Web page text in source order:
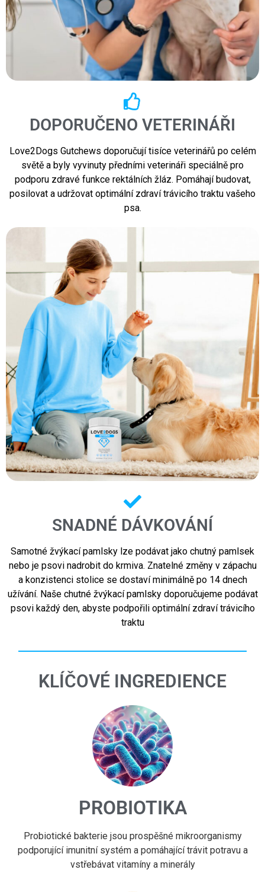
DOPORUČENO VETERINÁŘI
Love2Dogs Gutchews doporučují tisíce veterinářů po celém
světě a byly vyvinuty předními veterináři speciálně pro
podporu zdravé funkce rektálních žláz. Pomáhají budovat,
posilovat a udržovat optimální zdraví trávicího traktu vašeho
psa.
SNADNÉ DÁVKOVÁNÍ
Samotné žvýkací pamlsky lze podávat jako chutný pamlsek
nebo je psovi nadrobit do krmiva. Znatelné změny v zápachu
a konzistenci stolice se dostaví minimálně po 14 dnech
užívání. Naše chutné žvýkací pamlsky doporučujeme podávat
psovi každý den, abyste podpořili optimální zdraví trávicího
traktu
KLÍČOVÉ INGREDIENCE
PROBIOTIKA
Probiotické bakterie jsou prospěšné mikroorganismy
podporující imunitní systém a pomáhající trávit potravu a
vstřebávat vitamíny a minerály